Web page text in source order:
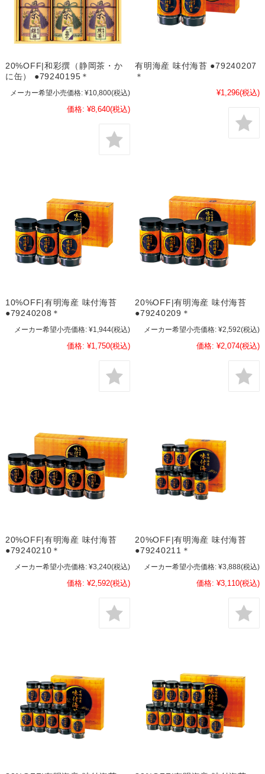
20%OFF|和彩撰（静岡茶・か
に缶） ●79240195＊
メーカー希望小売価格: ¥10,800(税込)
価格: ¥8,640(税込)
有明海産 味付海苔 ●79240207
＊
¥1,296(税込)
10%OFF|有明海産 味付海苔
●79240208＊
メーカー希望小売価格: ¥1,944(税込)
価格: ¥1,750(税込)
20%OFF|有明海産 味付海苔
●79240209＊
メーカー希望小売価格: ¥2,592(税込)
価格: ¥2,074(税込)
20%OFF|有明海産 味付海苔
●79240210＊
メーカー希望小売価格: ¥3,240(税込)
価格: ¥2,592(税込)
20%OFF|有明海産 味付海苔
●79240211＊
メーカー希望小売価格: ¥3,888(税込)
価格: ¥3,110(税込)